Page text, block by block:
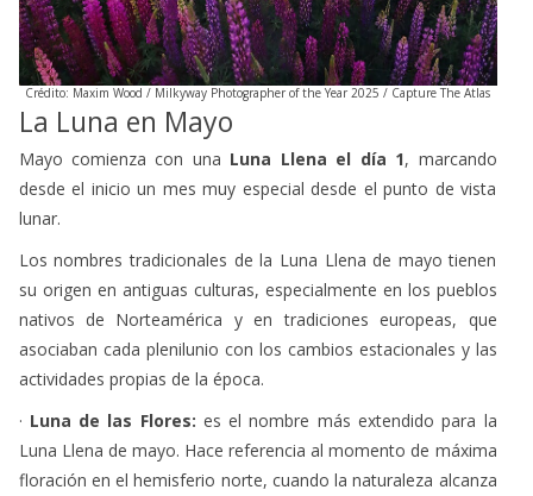
Crédito: Maxim Wood / Milkyway Photographer of the Year 2025 / Capture The Atlas
La Luna en Mayo
Mayo comienza con una Luna Llena el día 1, marcando
desde el inicio un mes muy especial desde el punto de vista
lunar.
Los nombres tradicionales de la Luna Llena de mayo tienen
su origen en antiguas culturas, especialmente en los pueblos
nativos de Norteamérica y en tradiciones europeas, que
asociaban cada plenilunio con los cambios estacionales y las
actividades propias de la época.
· Luna de las Flores: es el nombre más extendido para la
Luna Llena de mayo. Hace referencia al momento de máxima
floración en el hemisferio norte, cuando la naturaleza alcanza